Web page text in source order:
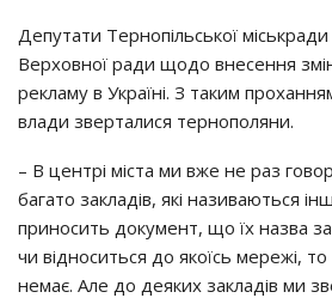
Депутати Тернопільської
Верховної ради щодо внесення
рекламу в Україні. З таким
влади зверталися тернополяни.
– В центрі міста ми вже не раз
багато закладів, які називаються
приносить документ, що їх назва
чи відноситься до якоїсь мережі,
немає. Але до деяких закладів ми